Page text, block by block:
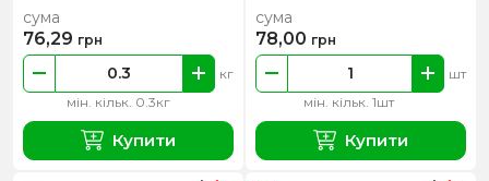
мін. кільк. 0.3кг
кг
сума
76,29 грн
Купити
мін. кільк. 1шт
шт
сума
78,00 грн
Купити